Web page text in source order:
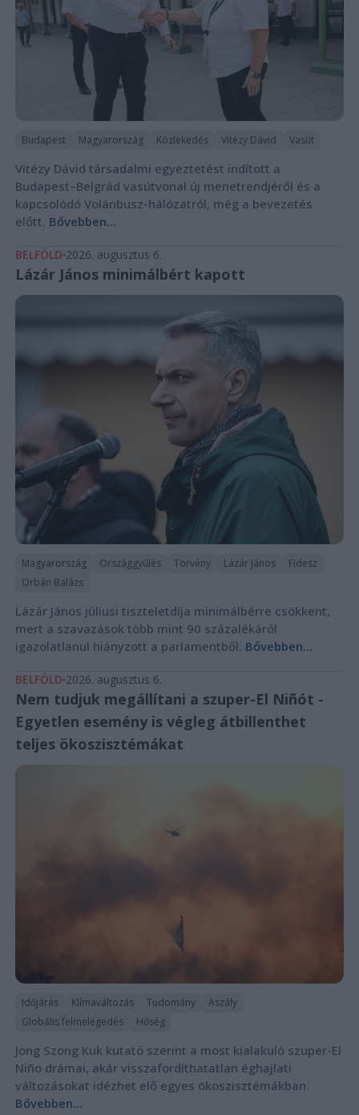
Budapest Magyarország Közlekedés Vitézy Dávid Vasút
Vitézy Dávid társadalmi egyeztetést indított a
Budapest–Belgrád vasútvonal új menetrendjéről és a
kapcsolódó Volánbusz-hálózatról, még a bevezetés
előtt. Bővebben...
BELFÖLD 2026. augusztus 6.
Lázár János minimálbért kapott
Magyarország Országgyűlés Törvény Lázár János
Fidesz
Orbán Balázs
Lázár János júliusi tiszteletdíja minimálbérre csökkent,
mert a szavazások több mint 90 százalékáról
igazolatlanul hiányzott a parlamentből. Bővebben...
BELFÖLD 2026. augusztus 6.
Nem tudjuk megállítani a szuper-El Niñót -
Egyetlen esemény is végleg átbillenthet
teljes ökoszisztémákat
Időjárás Klímaváltozás Tudomány
Aszály
Globális felmelegedés
Hőség
Jong Szong Kuk kutató szerint a most kialakuló szuper-El
Niño drámai, akár visszafordíthatatlan éghajlati
változásokat idézhet elő egyes ökoszisztémákban.
Bővebben...